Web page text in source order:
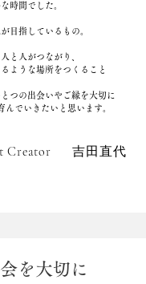
時間でした。
目指しているもの。
と人がつながり、
ような場所をつくること
つの出会いやご縁を大切に
んでいきたいと思います。
Creator 吉田直代
を大切に